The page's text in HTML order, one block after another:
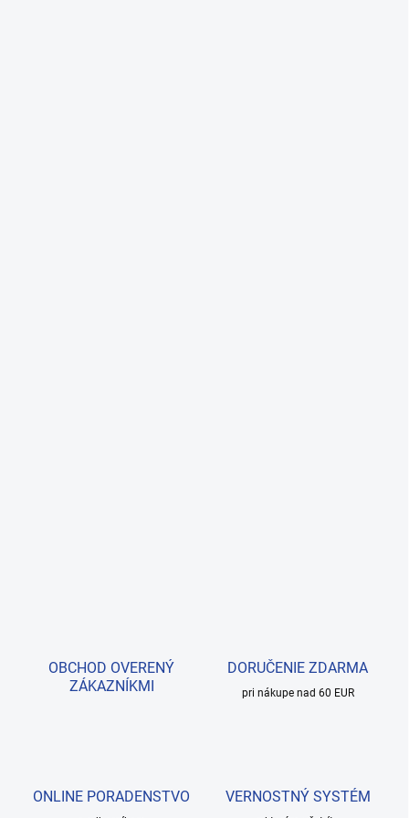
OBCHOD OVERENÝ
ZÁKAZNÍKMI
DORUČENIE ZDARMA
pri nákupe nad 60 EUR
ONLINE PORADENSTVO VERNOSTNÝ SYSTÉM